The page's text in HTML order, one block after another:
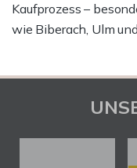
Kaufprozess –
wie Biberach, Ulm